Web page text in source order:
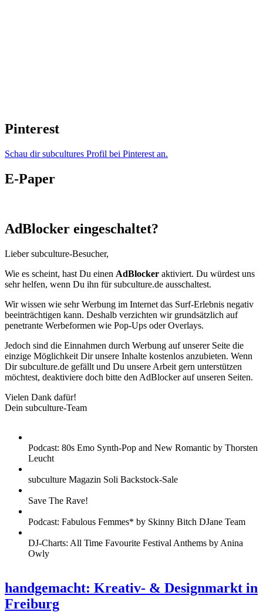
Pinterest
Schau dir subcultures Profil bei Pinterest an.
E-Paper
AdBlocker eingeschaltet?
Lieber subculture-Besucher,
Wie es scheint, hast Du einen AdBlocker aktiviert. Du würdest uns
sehr helfen, wenn Du ihn für subculture.de ausschaltest.
Wir wissen wie sehr Werbung im Internet das Surf-Erlebnis negativ
beeinträchtigen kann. Deshalb verzichten wir grundsätzlich auf
penetrante Werbeformen wie Pop-Ups oder Overlays.
Jedoch sind die Einnahmen durch Werbung auf unserer Seite die
einzige Möglichkeit Dir unsere Inhalte kostenlos anzubieten. Wenn
Dir subculture.de gefällt und Du unsere Arbeit gern unterstützen
möchtest, deaktiviere doch bitte den AdBlocker auf unseren Seiten.
Vielen Dank dafür!
Dein subculture-Team
Podcast: 80s Emo Synth-Pop and New Romantic by Thorsten
Leucht
subculture Magazin Soli Backstock-Sale
Save The Rave!
Podcast: Fabulous Femmes* by Skinny Bitch DJane Team
DJ-Charts: All Time Favourite Festival Anthems by Anina
Owly
handgemacht: Kreativ- & Designmarkt in
Freiburg